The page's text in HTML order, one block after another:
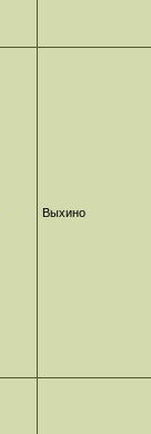
Выхино